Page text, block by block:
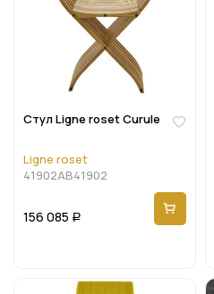
Стул Ligne roset Curule
Ligne roset
41902AB41902
156 085 Р